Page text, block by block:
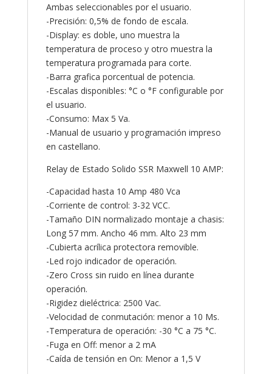
Ambas seleccionables por el usuario.
-Precisión: 0,5% de fondo de escala.
-Display: es doble, uno muestra la
temperatura de proceso y otro muestra la
temperatura programada para corte.
-Barra grafica porcentual de potencia.
-Escalas disponibles: °C o °F configurable por
el usuario.
-Consumo: Max 5 Va.
-Manual de usuario y programación impreso
en castellano.
Relay de Estado Solido SSR Maxwell 10 AMP:
-Capacidad hasta 10 Amp 480 Vca
-Corriente de control: 3-32 VCC.
-Tamaño DIN normalizado montaje a chasis:
Long 57 mm. Ancho 46 mm. Alto 23 mm
-Cubierta acrílica protectora removible.
-Led rojo indicador de operación.
-Zero Cross sin ruido en línea durante
operación.
-Rigidez dieléctrica: 2500 Vac.
-Velocidad de conmutación: menor a 10 Ms.
-Temperatura de operación: -30 °C a 75 °C.
-Fuga en Off: menor a 2 mA
-Caída de tensión en On: Menor a 1,5 V